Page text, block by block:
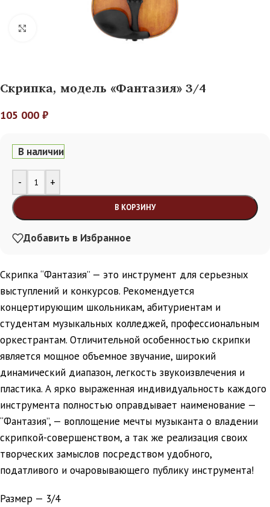
Нажмите, чтобы увеличить
Скрипка, модель «Фантазия» 3/4
105 000 ₽
В наличии
- +
В КОРЗИНУ
Alternative:
Добавить в Избранное
Скрипка “Фантазия” — это инструмент для серьезных
выступлений и конкурсов. Рекомендуется
концертирующим школьникам, абитуриентам и
студентам музыкальных колледжей, профессиональным
оркестрантам. Отличительной особенностью скрипки
является мощное объемное звучание, широкий
динамический диапазон, легкость звукоизвлечения и
пластика. А ярко выраженная индивидуальность каждого
инструмента полностью оправдывает наименование —
“Фантазия”, — воплощение мечты музыканта о владении
скрипкой-совершенством, а так же реализация своих
творческих замыслов посредством удобного,
податливого и очаровывающего публику инструмента!
Размер — 3/4